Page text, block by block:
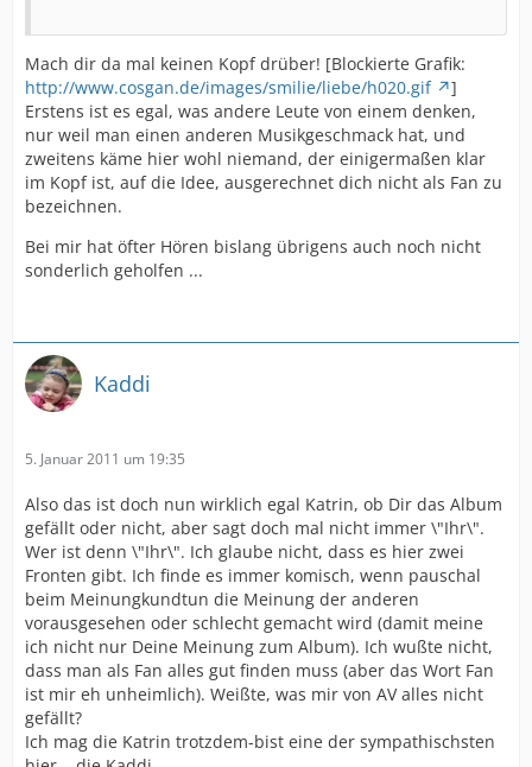
Mach dir da mal keinen Kopf drüber! [Blockierte Grafik:
http://www.cosgan.de/images/smilie/liebe/h020.gif
]
Erstens ist es egal, was andere Leute von einem denken,
nur weil man einen anderen Musikgeschmack hat, und
zweitens käme hier wohl niemand, der einigermaßen klar
im Kopf ist, auf die Idee, ausgerechnet dich nicht als Fan zu
bezeichnen.
Bei mir hat öfter Hören bislang übrigens auch noch nicht
sonderlich geholfen ...
Kaddi
5. Januar 2011 um 19:35
Also das ist doch nun wirklich egal Katrin, ob Dir das Album
gefällt oder nicht, aber sagt doch mal nicht immer \"Ihr\".
Wer ist denn \"Ihr\". Ich glaube nicht, dass es hier zwei
Fronten gibt. Ich finde es immer komisch, wenn pauschal
beim Meinungkundtun die Meinung der anderen
vorausgesehen oder schlecht gemacht wird (damit meine
ich nicht nur Deine Meinung zum Album). Ich wußte nicht,
dass man als Fan alles gut finden muss (aber das Wort Fan
ist mir eh unheimlich). Weißte, was mir von AV alles nicht
gefällt?
Ich mag die Katrin trotzdem-bist eine der sympathischsten